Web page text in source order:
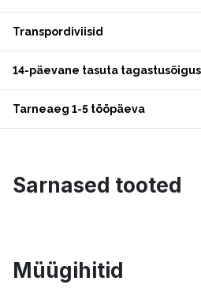
Transpordiviisid
14-päevane tasuta tagastusõigus
Tarneaeg 1-5 tööpäeva
Sarnased tooted
Müügihitid